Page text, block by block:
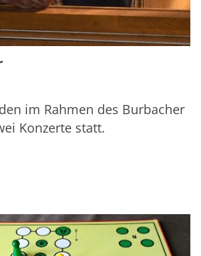
im Rahmen des Burbacher
Konzerte statt.